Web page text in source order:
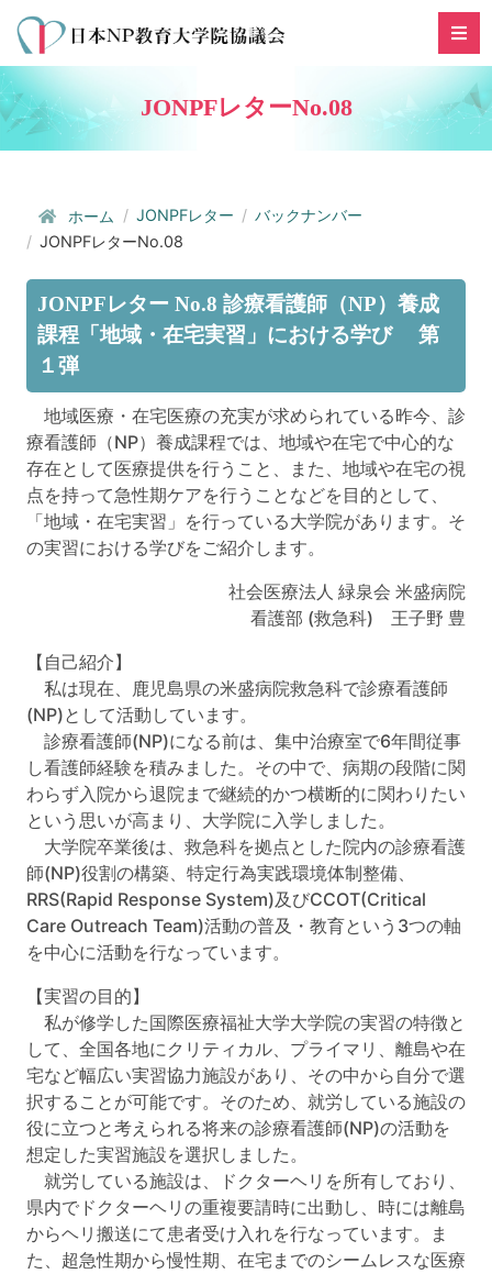
JONPFレターNo.08
ホーム JONPFレター
バックナンバー
JONPFレターNo.08
JONPFレター No.8 診療看護師（NP）養成
課程「地域・在宅実習」における学び 第
１弾
地域医療・在宅医療の充実が求められている昨今、診
療看護師（NP）養成課程では、地域や在宅で中心的な
存在として医療提供を行うこと、また、地域や在宅の視
点を持って急性期ケアを行うことなどを目的として、
「地域・在宅実習」を行っている大学院があります。そ
の実習における学びをご紹介します。
社会医療法人 緑泉会 米盛病院
看護部 (救急科) 王子野 豊
【自己紹介】
私は現在、鹿児島県の米盛病院救急科で診療看護師
(NP)として活動しています。
診療看護師(NP)になる前は、集中治療室で6年間従事
し看護師経験を積みました。その中で、病期の段階に関
わらず入院から退院まで継続的かつ横断的に関わりたい
という思いが高まり、大学院に入学しました。
大学院卒業後は、救急科を拠点とした院内の診療看護
師(NP)役割の構築、特定行為実践環境体制整備、
RRS(Rapid Response System)及びCCOT(Critical
Care Outreach Team)活動の普及・教育という3つの軸
を中心に活動を行なっています。
【実習の目的】
私が修学した国際医療福祉大学大学院の実習の特徴と
して、全国各地にクリティカル、プライマリ、離島や在
宅など幅広い実習協力施設があり、その中から自分で選
択することが可能です。そのため、就労している施設の
役に立つと考えられる将来の診療看護師(NP)の活動を
想定した実習施設を選択しました。
就労している施設は、ドクターヘリを所有しており、
県内でドクターヘリの重複要請時に出動し、時には離島
からヘリ搬送にて患者受け入れを行なっています。ま
た、超急性期から慢性期、在宅までのシームレスな医療